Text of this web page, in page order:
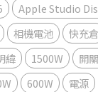
Apple Studio
相機電池 快充倉
緯 1500W 開
600W 電源